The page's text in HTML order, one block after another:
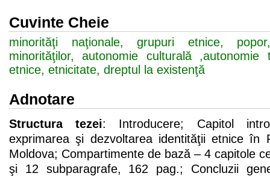
Cuvinte Cheie
minorităţi naţionale, grupuri etnice,
minorităţilor, autonomie culturală ,autonomie
etnice, etnicitate, dreptul la existenţă
Adnotare
Structura tezei: Introducere; Capitol
exprimarea şi dezvoltarea identităţii etnice în
Moldova; Compartimente de bază – 4 capitole
şi 12 subparagrafe, 162 pag.; Concluzii